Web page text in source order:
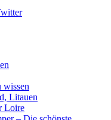
wissen
Litauen
Loire